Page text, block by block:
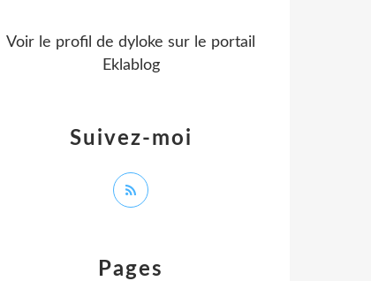
Pages
Suivez-moi
Voir le profil de dyloke sur le portail
Eklablog